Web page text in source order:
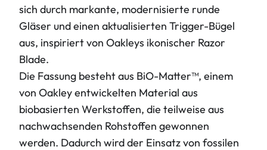
sich durch markante, modernisierte runde
Gläser und einen aktualisierten Trigger-Bügel
aus, inspiriert von Oakleys ikonischer Razor
Blade.
Die Fassung besteht aus BiO-Matter™, einem
von Oakley entwickelten Material aus
biobasierten Werkstoffen, die teilweise aus
nachwachsenden Rohstoffen gewonnen
werden. Dadurch wird der Einsatz von fossilen